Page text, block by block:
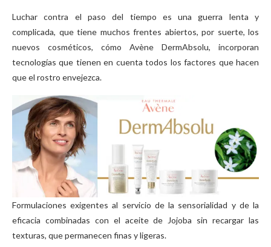
Luchar contra el paso del tiempo es una guerra lenta y
complicada, que tiene muchos frentes abiertos, por suerte, los
nuevos cosméticos, cómo Avène DermAbsolu, incorporan
tecnologías que tienen en cuenta todos los factores que hacen
que el rostro envejezca.
Formulaciones exigentes al servicio de la sensorialidad y de la
eficacia combinadas con el aceite de Jojoba sin recargar las
texturas, que permanecen finas y ligeras.